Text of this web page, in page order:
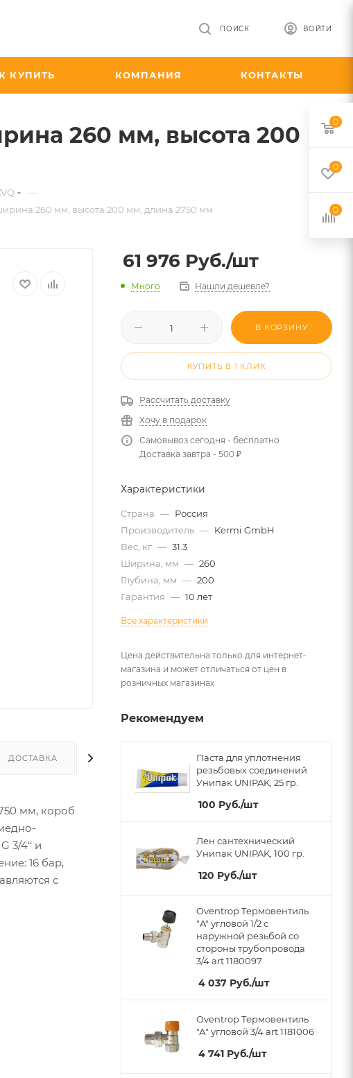
ВОЙТИ
ПОИСК
КУПИТЬ КОМПАНИЯ КОНТАКТЫ
260 мм, высота 200
—
260 мм, высота 200 мм, длина 2750 мм
ДОСТАВКА
мм, короб
4‘‘ и
16 бар,
с
61 976 Руб./шт
Много Нашли дешевле?
В КОРЗИНУ
КУПИТЬ В 1 КЛИК
Рассчитать доставку
Хочу в подарок
Самовывоз сегодня - бесплатно
Доставка завтра - 500 ₽
Характеристики
Страна — Россия
Производитель — Kermi GmbH
Вес, кг — 31.3
Ширина, мм — 260
Глубина, мм — 200
Гарантия — 10 лет
Все характеристики
Цена действительна только для интернет-
магазина и может отличаться от цен в
розничных магазинах
Рекомендуем
Паста для уплотнения
резьбовых соединений
Унипак UNIPAK, 25 гр.
100 Руб./шт
Лен сантехнический
Унипак UNIPAK, 100 гр.
120 Руб./шт
Oventrop Термовентиль
"A" угловой 1/2 с
наружной резьбой со
стороны трубопровода
3/4 art 1180097
4 037 Руб./шт
Oventrop Термовентиль
"А" угловой 3/4 art 1181006
4 741 Руб./шт
0
0
0